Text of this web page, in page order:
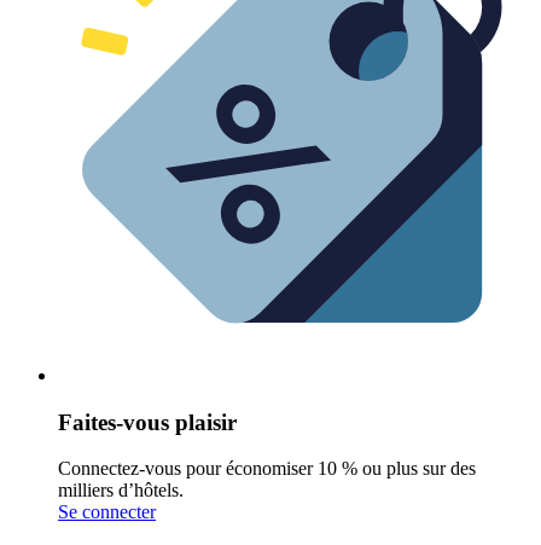
Faites-vous plaisir
Connectez-vous pour économiser 10 % ou plus sur des
milliers d’hôtels.
Se connecter